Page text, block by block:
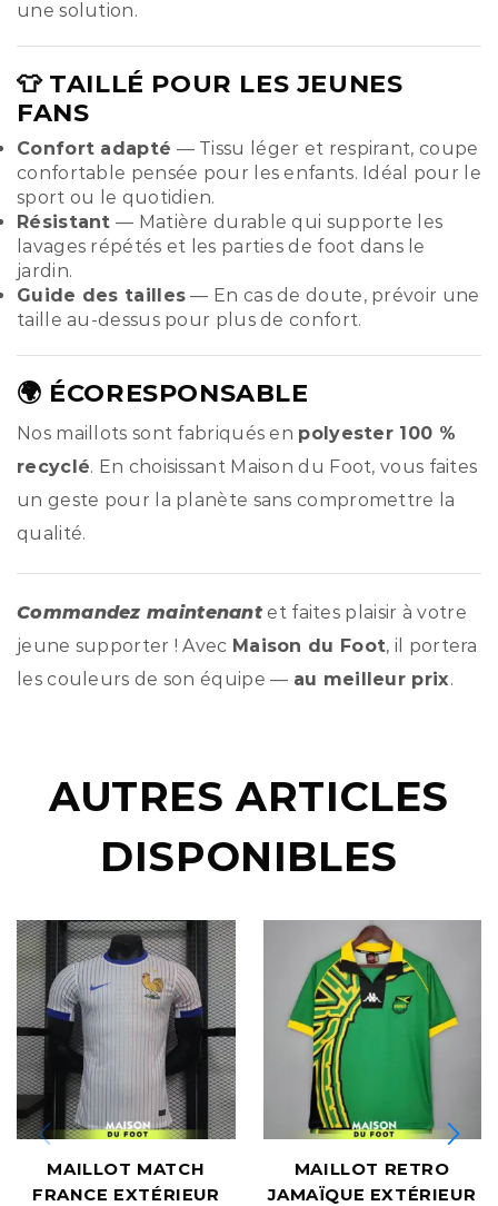
une solution.
👕 TAILLÉ POUR LES JEUNES
FANS
Confort adapté — Tissu léger et respirant, coupe
confortable pensée pour les enfants. Idéal pour le
sport ou le quotidien.
Résistant — Matière durable qui supporte les
lavages répétés et les parties de foot dans le
jardin.
Guide des tailles — En cas de doute, prévoir une
taille au-dessus pour plus de confort.
🌍 ÉCORESPONSABLE
Nos maillots sont fabriqués en polyester 100 %
recyclé. En choisissant Maison du Foot, vous faites
un geste pour la planète sans compromettre la
qualité.
Commandez maintenant et faites plaisir à votre
jeune supporter ! Avec Maison du Foot, il portera
les couleurs de son équipe — au meilleur prix.
AUTRES ARTICLES
DISPONIBLES
MAILLOT MATCH
FRANCE EXTÉRIEUR
MAILLOT RETRO
JAMAÏQUE EXTÉRIEUR